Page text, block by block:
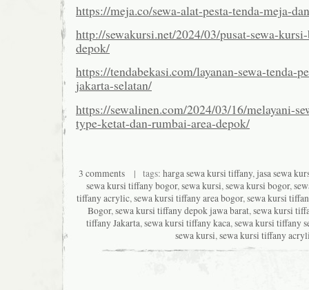
https://meja.co/sewa-alat-pesta-tenda-meja-
http://sewakursi.net/2024/03/pusat-sewa-
depok/
https://tendabekasi.com/layanan-sewa-tenda-
jakarta-selatan/
https://sewalinen.com/2024/03/16/melayani-
type-ketat-dan-rumbai-area-depok/
3 comments | tags: harga sewa kursi tiffany,jasa sewa
sewa kursi tiffany bogor,sewa kursi,sewa kursi bogor,
tiffany acrylic,sewa kursi tiffany area bogor,sewa kursi
Bogor,sewa kursi tiffany depok jawa barat,sewa kursi
tiffany Jakarta,sewa kursi tiffany kaca,sewa kursi tiffany
sewa kursi,sewa kursi tiffany